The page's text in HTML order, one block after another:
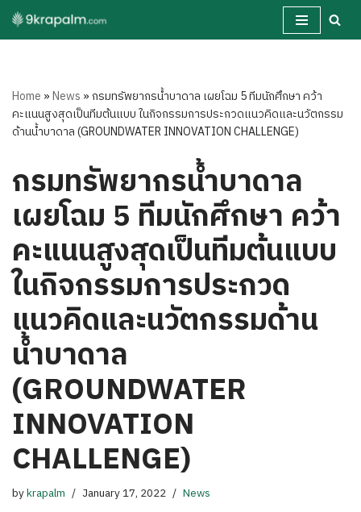
Skip
Home »News »กรมทรัพยากรน้ำบาดาล เผยโฉม 5 ทีมนักศึกษา คว้า
คะแนนสูงสุดเป็นทีมต้นแบบ ในกิจกรรมการประกวดแนวคิดและนวัตกรรม
ด้านน้ำบาดาล (GROUNDWATER INNOVATION CHALLENGE)
กรมทรัพยากรน้ำบาดาล
เผยโฉม 5 ทีมนักศึกษา คว้า
คะแนนสูงสุดเป็นทีมต้นแบบ
ในกิจกรรมการประกวด
แนวคิดและนวัตกรรมด้าน
น้ำบาดาล
(GROUNDWATER
INNOVATION
CHALLENGE)
bykrapalm January 17, 2022 News